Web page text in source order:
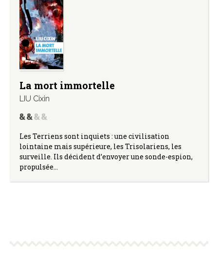
La mort immortelle
LIU Cixin
Les Terriens sont inquiets : une civilisation
lointaine mais supérieure, les Trisolariens, les
surveille. Ils décident d’envoyer une sonde-espion,
propulsée…